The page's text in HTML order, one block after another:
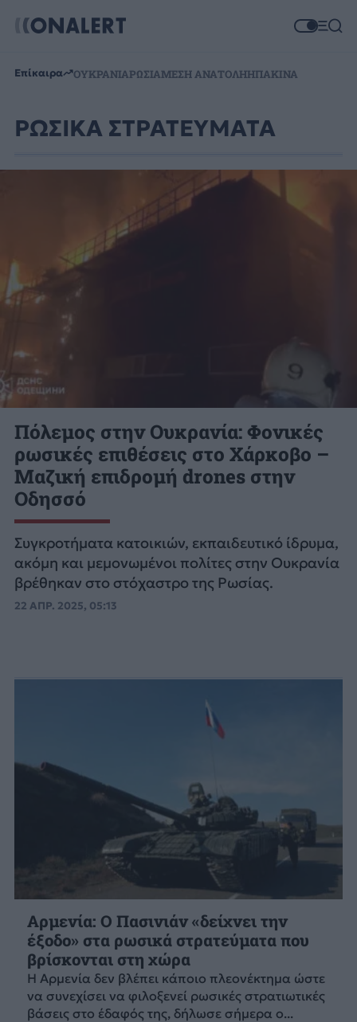
Επίκαιρα ΟΥΚΡΑΝΙΑΡΩΣΙΑΜΕΣΗ ΑΝΑΤΟΛΗΗΠΑΚΙΝΑ
ΡΩΣΙΚΑ ΣΤΡΑΤΕΥΜΑΤΑ
Πόλεμος στην Ουκρανία: Φονικές
ρωσικές επιθέσεις στο Χάρκοβο –
Μαζική επιδρομή drones στην
Οδησσό
Συγκροτήματα κατοικιών, εκπαιδευτικό ίδρυμα,
ακόμη και μεμονωμένοι πολίτες στην Ουκρανία
βρέθηκαν στο στόχαστρο της Ρωσίας.
22 ΑΠΡ. 2025, 05:13
Αρμενία: O Πασινιάν «δείχνει την
έξοδο» στα ρωσικά στρατεύματα που
βρίσκονται στη χώρα
Η Αρμενία δεν βλέπει κάποιο πλεονέκτημα ώστε
να συνεχίσει να φιλοξενεί ρωσικές στρατιωτικές
βάσεις στο έδαφός της, δήλωσε σήμερα ο...